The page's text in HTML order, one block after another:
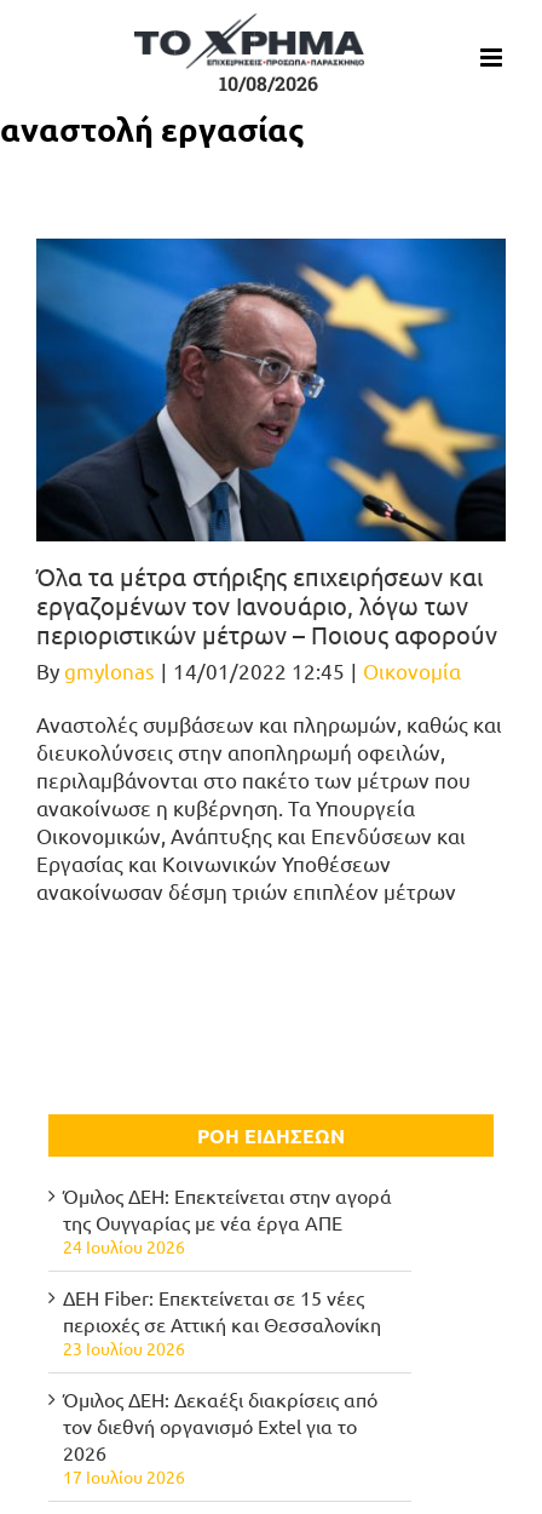
10/08/2026
αναστολή εργασίας
Όλα τα μέτρα στήριξης επιχειρήσεων και
εργαζομένων τον Ιανουάριο, λόγω των
περιοριστικών μέτρων – Ποιους αφορούν
Bygmylonas | 14/01/2022 12:45 | Οικονομία
Αναστολές συμβάσεων και πληρωμών, καθώς και
διευκολύνσεις στην αποπληρωμή οφειλών,
περιλαμβάνονται στο πακέτο των μέτρων που
ανακοίνωσε η κυβέρνηση. Τα Υπουργεία
Οικονομικών, Ανάπτυξης και Επενδύσεων και
Εργασίας και Κοινωνικών Υποθέσεων
ανακοίνωσαν δέσμη τριών επιπλέον μέτρων
ΡΟΗ ΕΙΔΗΣΕΩΝ
Όμιλος ΔΕΗ: Επεκτείνεται στην αγορά
της Ουγγαρίας με νέα έργα ΑΠΕ
24 Ιουλίου 2026
ΔΕΗ Fiber: Επεκτείνεται σε 15 νέες
περιοχές σε Αττική και Θεσσαλονίκη
23 Ιουλίου 2026
Όμιλος ΔΕΗ: Δεκαέξι διακρίσεις από
τον διεθνή οργανισμό Extel για το
2026
17 Ιουλίου 2026